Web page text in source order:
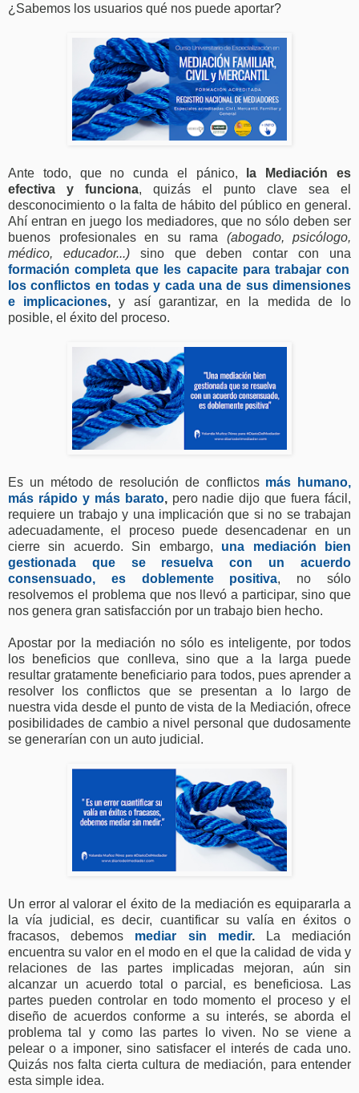
¿Sabemos los usuarios qué nos puede aportar?
Ante todo, que no cunda el pánico,
la Mediación es
efectiva y funciona, quizás el punto clave sea el
desconocimiento o la falta de hábito del público en general.
Ahí entran en juego los mediadores, que no sólo deben ser
buenos profesionales en su rama (abogado, psicólogo,
médico, educador...)sino que deben contar con una
formación completa que les capacite para trabajar con
los conflictos en todas y cada una de sus dimensiones
e implicaciones, y así garantizar, en la medida de lo
posible, el éxito del proceso.
Es un método de resolución de conflictos más humano,
más rápido y más barato,pero nadie dijo que fuera fácil,
requiere un trabajo y una implicación que si no se trabajan
adecuadamente, el proceso puede desencadenar en un
cierre sin acuerdo. Sin embargo, una mediación bien
gestionada que se resuelva con un acuerdo
consensuado, es doblemente positiva, no sólo
resolvemos el problema que nos llevó a participar, sino que
nos genera gran satisfacción por un trabajo bien hecho.
Apostar por la mediación no sólo es inteligente, por todos
los beneficios que conlleva, sino que a la larga puede
resultar gratamente beneficiario para todos, pues aprender a
resolver los conflictos que se presentan a lo largo de
nuestra vida desde el punto de vista de la Mediación, ofrece
posibilidades de cambio a nivel personal que dudosamente
se generarían con un auto judicial.
Un error al valorar el éxito de la mediación es equipararla a
la vía judicial, es decir, cuantificar su valía en éxitos o
fracasos, debemos mediar sin medir.La mediación
encuentra su valor en el modo en el que la calidad de vida y
relaciones de las partes implicadas mejoran, aún sin
alcanzar un acuerdo total o parcial, es beneficiosa. Las
partes pueden controlar en todo momento el proceso y el
diseño de acuerdos conforme a su interés, se aborda el
problema tal y como las partes lo viven. No se viene a
pelear o a imponer, sino satisfacer el interés de cada uno.
Quizás nos falta cierta cultura de mediación, para entender
esta simple idea.